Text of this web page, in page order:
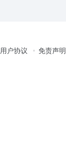
用户协议 免责声明